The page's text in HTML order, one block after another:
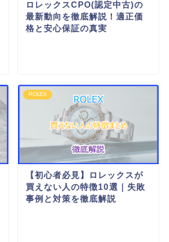
ロレックスCPO(認定中古)の
最新動向を徹底解説！適正価
格と安心保証の真実
ROLEX
【初心者必見】ロレックスが
買えない人の特徴10選｜失敗
事例と対策を徹底解説